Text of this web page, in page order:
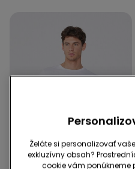
Želáte si personalizovať
exkluzívny obsah?
cookie vám ponúkneme